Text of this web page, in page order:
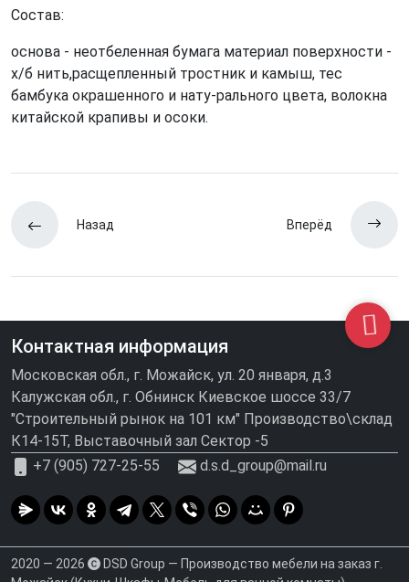
Состав:
основа - неотбеленная бумага материал поверхности -
х/б нить,расщепленный тростник и камыш, тес
бамбука окрашенного и нату-рального цвета, волокна
китайской крапивы и осоки.
Назад Вперёд
Контактная информация
Московская обл., г. Можайск, ул. 20 января, д.3
Калужская обл., г. Обнинск Киевское шоссе 33/7
"Строительный рынок на 101 км" Производство\склад
К14-15Т, Выставочный зал Сектор -5
+7 (905) 727-25-55
d.s.d_group@mail.ru
2020 — 2026
DSD Group — Производство мебели на заказ г.